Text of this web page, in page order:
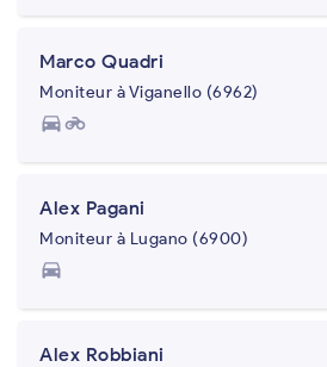
Marco Quadri
Moniteur à Viganello (6962)
directions_carmotorcycle
Alex Pagani
Moniteur à Lugano (6900)
directions_car
Alex Robbiani